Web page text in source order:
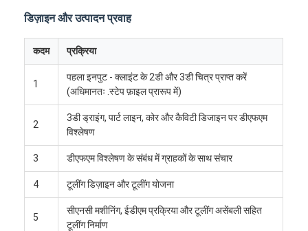
डिज़ाइन और उत्पादन प्रवाह
कदम प्रक्रिया
1
पहला इनपुट - क्लाइंट के 2डी और 3डी चित्र प्राप्त करें
(अधिमानतः .स्टेप फ़ाइल प्रारूप में)
2
3डी ड्राइंग, पार्ट लाइन, कोर और कैविटी डिजाइन पर डीएफएम
विश्लेषण
3 डीएफएम विश्लेषण के संबंध में ग्राहकों के साथ संचार
4 टूलींग डिज़ाइन और टूलींग योजना
5
सीएनसी मशीनिंग, ईडीएम प्रक्रिया और टूलींग असेंबली सहित
टूलींग निर्माण